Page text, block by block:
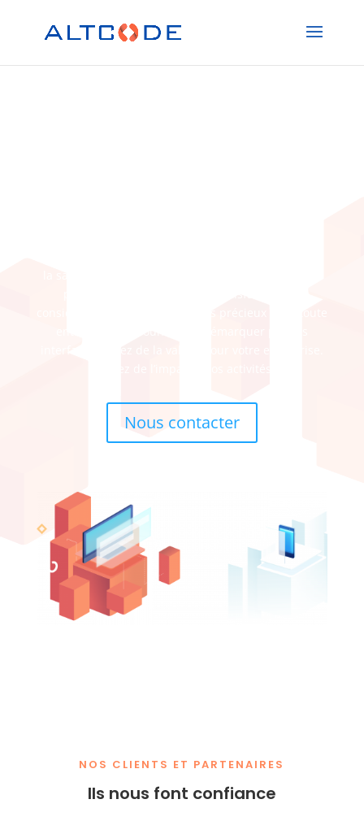
Nous contacter
NOS CLIENTS ET PARTENAIRES
Ils nous font confiance